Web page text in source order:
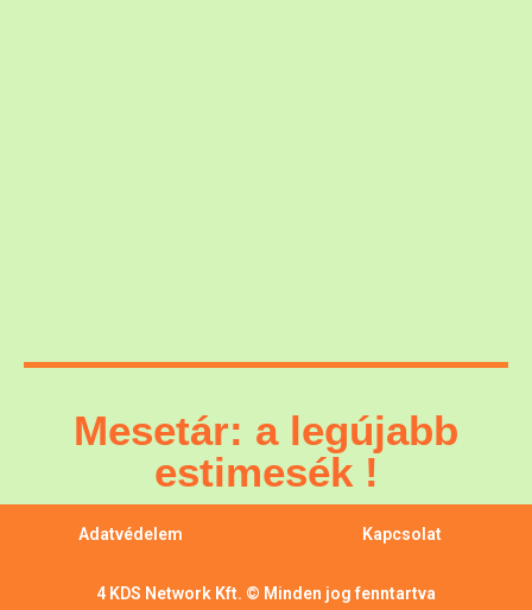
Mesetár: a legújabb
estimesék !
Adatvédelem Kapcsolat
4 KDS Network Kft. © Minden jog fenntartva